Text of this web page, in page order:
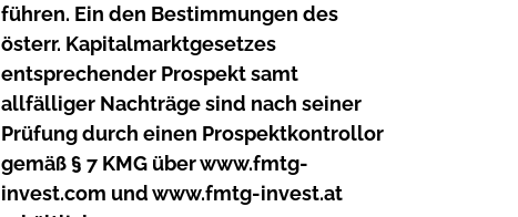
führen. Ein den Bestimmungen des
österr. Kapitalmarktgesetzes
entsprechender Prospekt samt
allfälliger Nachträge sind nach seiner
Prüfung durch einen Prospektkontrollor
gemäß § 7 KMG über www.fmtg-
invest.com und www.fmtg-invest.at